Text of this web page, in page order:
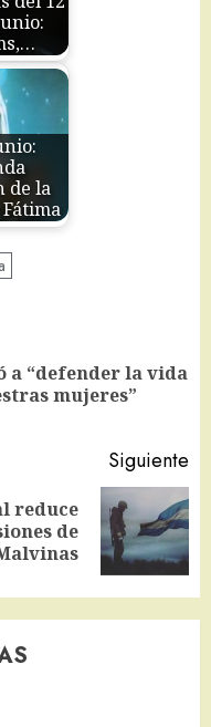
de la
a “defender la vida
mujeres”
Siguiente
reduce
de